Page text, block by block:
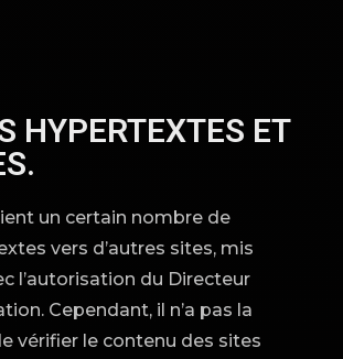
HYPERTEXTES ET
un certain nombre de
vers d’autres sites, mis
l’autorisation du Directeur
Cependant, il n’a pas la
vérifier le contenu des sites